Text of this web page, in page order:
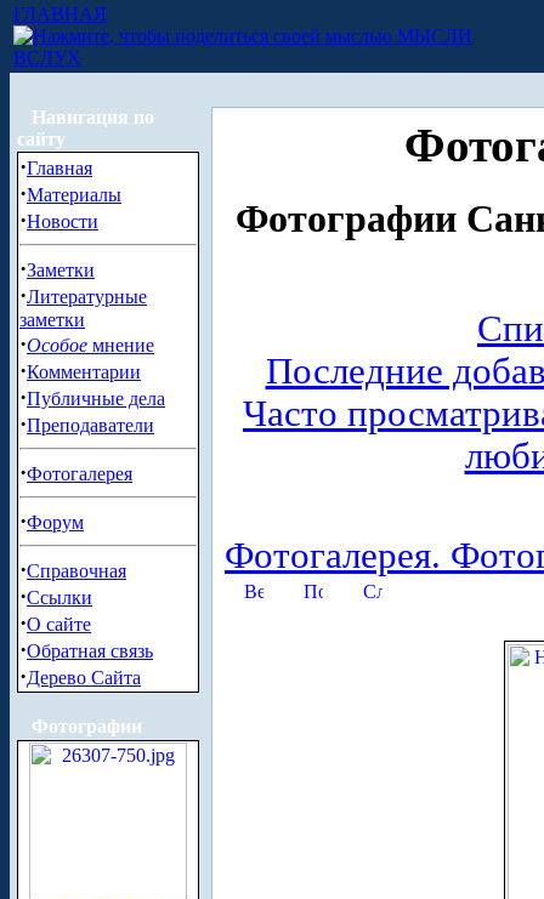
ГЛАВНАЯ
МЫСЛИ
ВСЛУХ
Навигация по
сайту
·Главная
·Материалы
·Новости
·Заметки
·Литературные
заметки
·Особое мнение
·Комментарии
·Публичные дела
·Преподаватели
·Фотогалерея
·Форум
·Справочная
·Ссылки
·О сайте
·Обратная связь
·Дерево Сайта
Фотографии
Фотографии
Последние
Часто
Фотогалерея.